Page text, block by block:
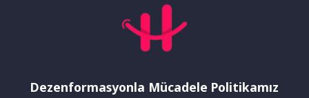
Dezenformasyonla Mücadele Politikamız